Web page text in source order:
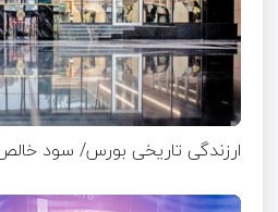
ارزندگی تاریخی بورس/ سود خالص ۵۹۰ همتی در